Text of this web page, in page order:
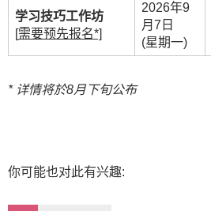
学习技巧工作坊
[需要预先报名*]
2026年9
月7日
(星期一)
* 详情将於8月下旬公布
你可能也对此有兴趣: